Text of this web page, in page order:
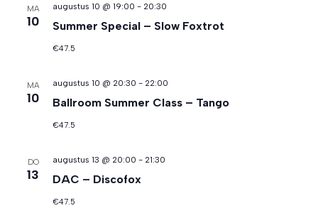
MA
10 Summer Special – Slow Foxtrot
augustus 10 @ 19:00 - 20:30
€47.5
MA
10 Ballroom Summer Class – Tango
augustus 10 @ 20:30 - 22:00
€47.5
DO
13 DAC – Discofox
augustus 13 @ 20:00 - 21:30
€47.5